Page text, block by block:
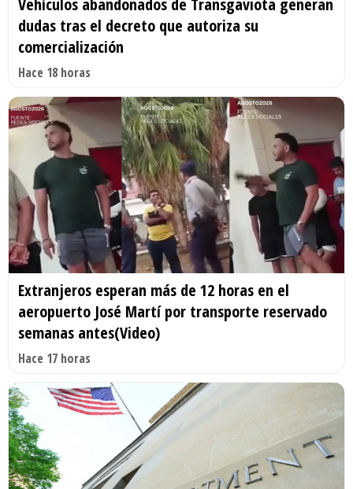
Vehículos abandonados de Transgaviota generan
dudas tras el decreto que autoriza su
comercialización
Hace 18 horas
Extranjeros esperan más de 12 horas en el
aeropuerto José Martí por transporte reservado
semanas antes(Video)
Hace 17 horas